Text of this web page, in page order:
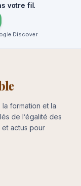
votre fil.
Discover
formation et la
de l’égalité des
actus pour